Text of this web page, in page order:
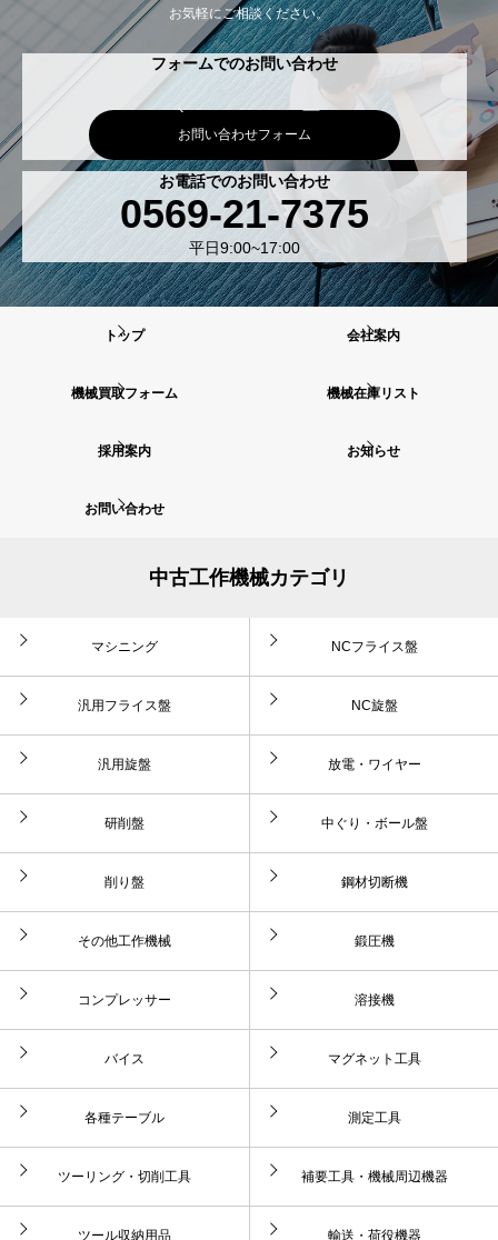
お気軽にご相談ください。
フォームでのお問い合わせ
お問い合わせフォーム
お電話でのお問い合わせ
0569-21-7375
平日9:00~17:00
トップ 会社案内
機械買取フォーム 機械在庫リスト
採用案内 お知らせ
お問い合わせ
中古工作機械カテゴリ
マシニング NCフライス盤
汎用フライス盤 NC旋盤
汎用旋盤 放電・ワイヤー
研削盤 中ぐり・ボール盤
削り盤 鋼材切断機
その他工作機械 鍛圧機
コンプレッサー 溶接機
バイス マグネット工具
各種テーブル 測定工具
ツーリング・切削工具 補要工具・機械周辺機器
ツール収納用品 輸送・荷役機器